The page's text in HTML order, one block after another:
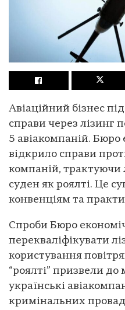
Авіаційний бізнес
справи через лізинг
5 авіакомпаній. Бюро
відкрило справи
компаній, трактуючи
суден як роялті. Це
конвенціям та
Спроби Бюро
перекваліфікувати
користування
“роялті” призвели
українські
кримінальних